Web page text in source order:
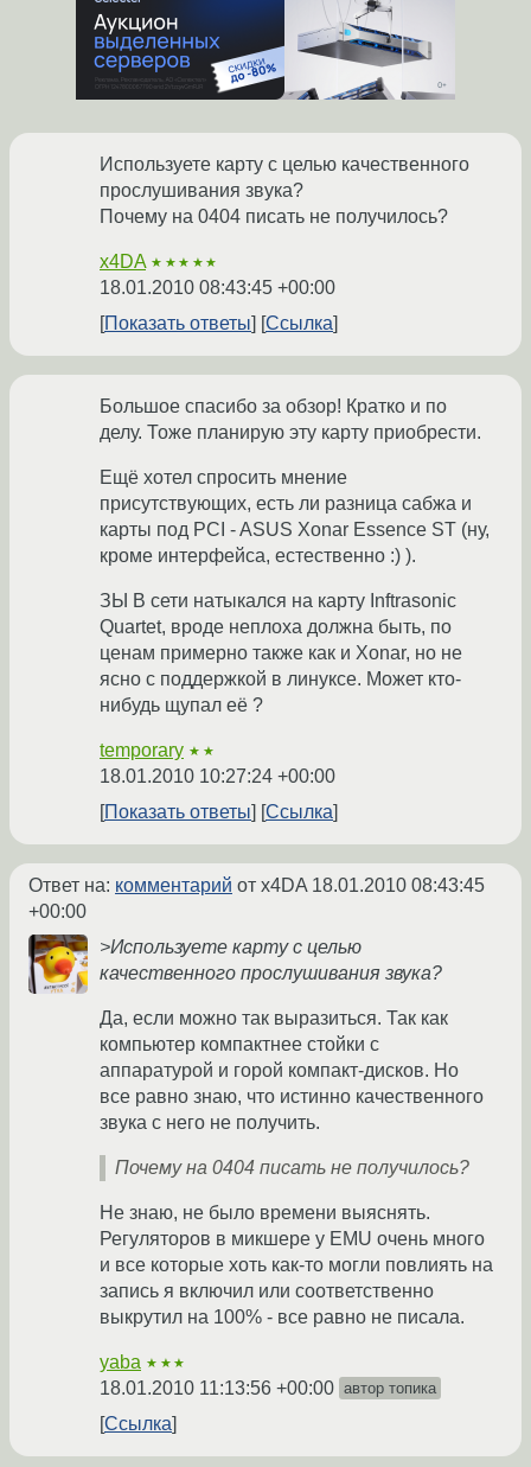
Используете карту с целью качественного
прослушивания звука?
Почему на 0404 писать не получилось?
x4DA ★★★★★
18.01.2010 08:43:45 +00:00
Показать ответы
Ссылка
Большое спасибо за обзор! Кратко и по
делу. Тоже планирую эту карту приобрести.
Ещё хотел спросить мнение
присутствующих, есть ли разница сабжа и
карты под PCI - ASUS Xonar Essence ST (ну,
кроме интерфейса, естественно :) ).
ЗЫ В сети натыкался на карту Inftrasonic
Quartet, вроде неплоха должна быть, по
ценам примерно также как и Xonar, но не
ясно с поддержкой в линуксе. Может кто-
нибудь щупал её ?
temporary ★★
18.01.2010 10:27:24 +00:00
Показать ответы
Ссылка
Ответ на: комментарий от x4DA 18.01.2010 08:43:45
+00:00
>Используете карту с целью
качественного прослушивания звука?
Да, если можно так выразиться. Так как
компьютер компактнее стойки с
аппаратурой и горой компакт-дисков. Но
все равно знаю, что истинно качественного
звука с него не получить.
Почему на 0404 писать не получилось?
Не знаю, не было времени выяснять.
Регуляторов в микшере у EMU очень много
и все которые хоть как-то могли повлиять на
запись я включил или соответственно
выкрутил на 100% - все равно не писала.
yaba ★★★
18.01.2010 11:13:56 +00:00 автор топика
Ссылка